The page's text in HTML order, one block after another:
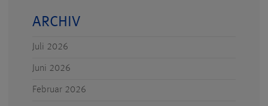
ARCHIV
Juli 2026
Juni 2026
Februar 2026